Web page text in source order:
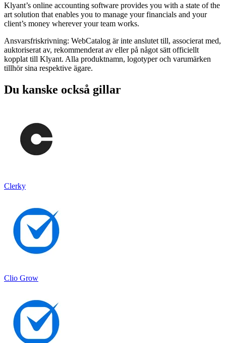
Klyant’s online accounting software provides you with a state of the
art solution that enables you to manage your financials and your
client’s money wherever your team works.
Ansvarsfriskrivning: WebCatalog är inte anslutet till, associerat med,
auktoriserat av, rekommenderat av eller på något sätt officiellt
kopplat till Klyant. Alla produktnamn, logotyper och varumärken
tillhör sina respektive ägare.
Du kanske också gillar
Clerky
Clio Grow